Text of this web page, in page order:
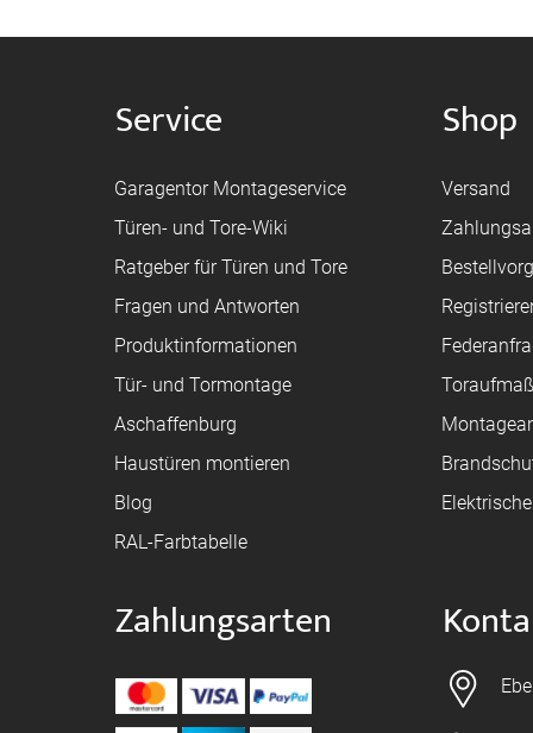
Service
Garagentor Montageservice
Türen- und Tore-Wiki
Ratgeber für Türen und Tore
Fragen und Antworten
Produktinformationen
Tür- und Tormontage
Aschaffenburg
Haustüren montieren
Blog
RAL-Farbtabelle
Shop
Versand
Zahlungsarten